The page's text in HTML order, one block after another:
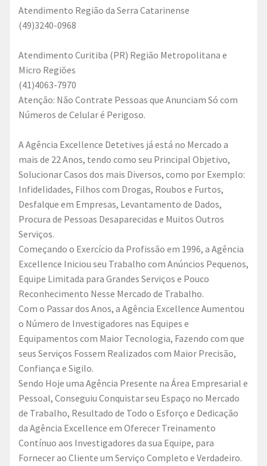
Atendimento Região da Serra Catarinense
(49)3240-0968
Atendimento Curitiba (PR) Região Metropolitana e
Micro Regiões
(41)4063-7970
Atenção: Não Contrate Pessoas que Anunciam Só com
Números de Celular é Perigoso.
A Agência Excellence Detetives já está no Mercado a
mais de 22 Anos, tendo como seu Principal Objetivo,
Solucionar Casos dos mais Diversos, como por Exemplo:
Infidelidades, Filhos com Drogas, Roubos e Furtos,
Desfalque em Empresas, Levantamento de Dados,
Procura de Pessoas Desaparecidas e Muitos Outros
Serviços.
Começando o Exercício da Profissão em 1996, a Agência
Excellence Iniciou seu Trabalho com Anúncios Pequenos,
Equipe Limitada para Grandes Serviços e Pouco
Reconhecimento Nesse Mercado de Trabalho.
Com o Passar dos Anos, a Agência Excellence Aumentou
o Número de Investigadores nas Equipes e
Equipamentos com Maior Tecnologia, Fazendo com que
seus Serviços Fossem Realizados com Maior Precisão,
Confiança e Sigilo.
Sendo Hoje uma Agência Presente na Área Empresarial e
Pessoal, Conseguiu Conquistar seu Espaço no Mercado
de Trabalho, Resultado de Todo o Esforço e Dedicação
da Agência Excellence em Oferecer Treinamento
Contínuo aos Investigadores da sua Equipe, para
Fornecer ao Cliente um Serviço Completo e Verdadeiro.